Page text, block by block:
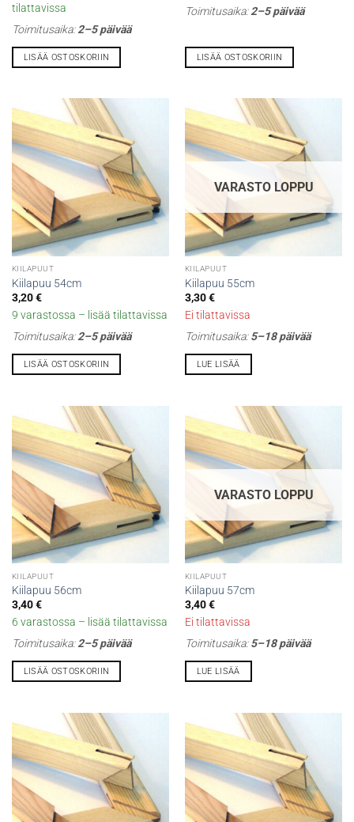
tilattavissa
Toimitusaika:2–5 päivää
LISÄÄ OSTOSKORIIN
Toimitusaika:2–5 päivää
LISÄÄ OSTOSKORIIN
KIILAPUUT
Kiilapuu 54cm
3,20€
9 varastossa – lisää tilattavissa
Toimitusaika:2–5 päivää
LISÄÄ OSTOSKORIIN
VARASTO LOPPU
KIILAPUUT
Kiilapuu 55cm
3,30€
Ei tilattavissa
Toimitusaika:5–18 päivää
LUE LISÄÄ
KIILAPUUT
Kiilapuu 56cm
3,40€
6 varastossa – lisää tilattavissa
Toimitusaika:2–5 päivää
LISÄÄ OSTOSKORIIN
VARASTO LOPPU
KIILAPUUT
Kiilapuu 57cm
3,40€
Ei tilattavissa
Toimitusaika:5–18 päivää
LUE LISÄÄ